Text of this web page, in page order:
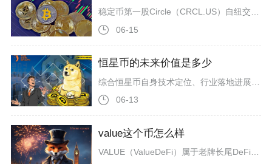
稳定币第一股Circle（CRCL.US）自纽交所上市后走出多轮暴涨行情，上市首日大涨168.48%，上市两日内累计涨幅突破247%，后续受财报、机构资本入局与稳定币行业扩容催化，年内阶段性最大涨幅超660%，也是全球唯一完成主板IPO的合规稳定币发行主体，这只备受币圈与华尔街双重追捧的标的，本质是头部美元稳定币USDC的运营发行企业，其股价异动直接绑定全球稳定币产业景气周期变化。Circle成立于2013年，2018年联合Coinbase推出USDC，依托全储备合规审计模式
06-15
恒星币的未来价值是多少
06-13
value这个币怎么样